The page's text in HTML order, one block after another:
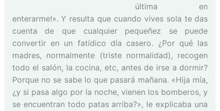
última en
enterarme!». Y resulta que cuando vives sola te das
cuenta de que cualquier pequeñez se puede
convertir en un fatídico día casero. ¿Por qué las
madres, normalmente (triste normalidad), recogen
todo el salón, la cocina, etc, antes de irse a dormir?
Porque no se sabe lo que pasará mañana. «Hija mía,
¿y si pasa algo por la noche, vienen los bomberos, y
se encuentran todo patas arriba?», le explicaba una